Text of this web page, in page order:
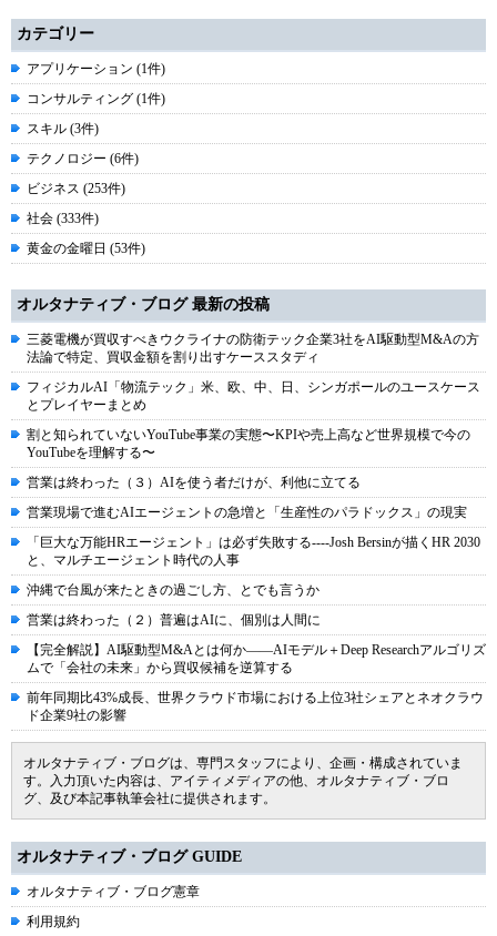
カテゴリー
アプリケーション (1件)
コンサルティング (1件)
スキル (3件)
テクノロジー (6件)
ビジネス (253件)
社会 (333件)
黄金の金曜日 (53件)
オルタナティブ・ブログ 最新の投稿
三菱電機が買収すべきウクライナの防衛テック企業3社をAI駆動型M&Aの方
法論で特定、買収金額を割り出すケーススタディ
フィジカルAI「物流テック」米、欧、中、日、シンガポールのユースケース
とプレイヤーまとめ
割と知られていないYouTube事業の実態〜KPIや売上高など世界規模で今の
YouTubeを理解する〜
営業は終わった（３）AIを使う者だけが、利他に立てる
営業現場で進むAIエージェントの急増と「生産性のパラドックス」の現実
「巨大な万能HRエージェント」は必ず失敗する----Josh Bersinが描くHR 2030
と、マルチエージェント時代の人事
沖縄で台風が来たときの過ごし方、とでも言うか
営業は終わった（２）普遍はAIに、個別は人間に
【完全解説】AI駆動型M&Aとは何か――AIモデル＋Deep Researchアルゴリズ
ムで「会社の未来」から買収候補を逆算する
前年同期比43%成長、世界クラウド市場における上位3社シェアとネオクラウ
ド企業9社の影響
オルタナティブ・ブログは、専門スタッフにより、企画・構成されていま
す。入力頂いた内容は、アイティメディアの他、オルタナティブ・ブロ
グ、及び本記事執筆会社に提供されます。
オルタナティブ・ブログ GUIDE
オルタナティブ・ブログ憲章
利用規約